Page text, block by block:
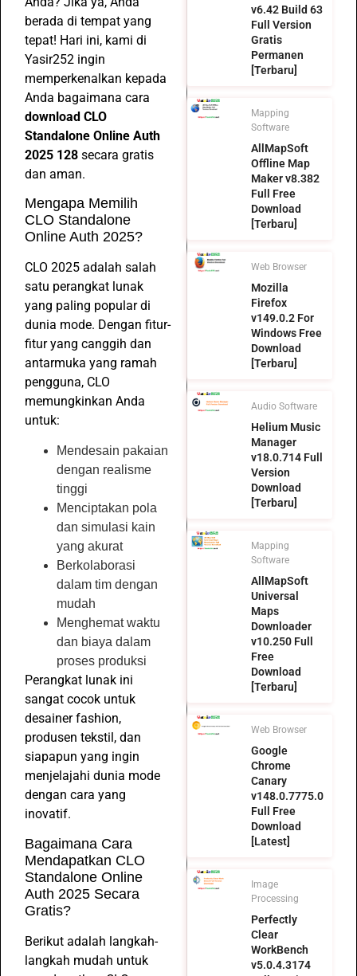
berada di tempat yang
tepat! Hari ini, kami di
Yasir252 ingin
memperkenalkan kepada
Anda bagaimana cara
download CLO
Standalone Online Auth
2025 128 secara gratis
dan aman.
Mengapa Memilih
CLO Standalone
Online Auth 2025?
CLO 2025 adalah salah
satu perangkat lunak
yang paling popular di
dunia mode. Dengan fitur-
fitur yang canggih dan
antarmuka yang ramah
pengguna, CLO
memungkinkan Anda
untuk:
Mendesain pakaian
dengan realisme
tinggi
Menciptakan pola
dan simulasi kain
yang akurat
Berkolaborasi
dalam tim dengan
mudah
Menghemat waktu
dan biaya dalam
proses produksi
Perangkat lunak ini
sangat cocok untuk
desainer fashion,
produsen tekstil, dan
siapapun yang ingin
menjelajahi dunia mode
dengan cara yang
inovatif.
Bagaimana Cara
Mendapatkan CLO
Standalone Online
Auth 2025 Secara
Gratis?
Berikut adalah langkah-
langkah mudah untuk
v6.42 Build 63
Full Version
Gratis
Permanen
[Terbaru]
Mapping
Software
AllMapSoft
Offline Map
Maker v8.382
Full Free
Download
[Terbaru]
Web Browser
Mozilla
Firefox
v149.0.2 For
Windows Free
Download
[Terbaru]
Audio Software
Helium Music
Manager
v18.0.714 Full
Version
Download
[Terbaru]
Mapping
Software
AllMapSoft
Universal
Maps
Downloader
v10.250 Full
Free
Download
[Terbaru]
Web Browser
Google
Chrome
Canary
v148.0.7775.0
Full Free
Download
[Latest]
Image
Processing
Perfectly
Clear
WorkBench
v5.0.4.3174